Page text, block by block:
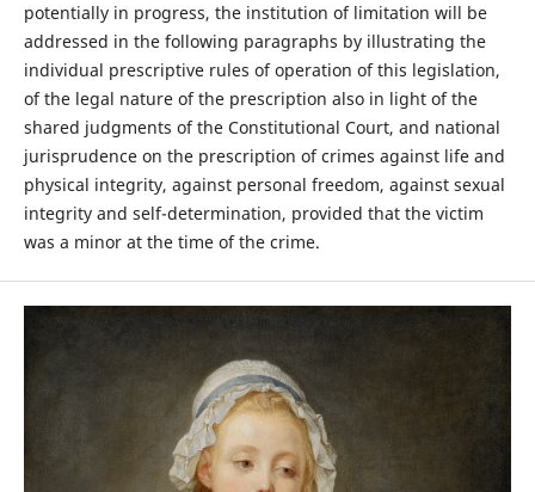
potentially in progress, the institution of limitation will be
addressed in the following paragraphs by illustrating the
individual prescriptive rules of operation of this legislation,
of the legal nature of the prescription also in light of the
shared judgments of the Constitutional Court, and national
jurisprudence on the prescription of crimes against life and
physical integrity, against personal freedom, against sexual
integrity and self-determination, provided that the victim
was a minor at the time of the crime.